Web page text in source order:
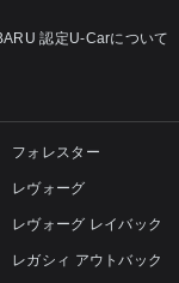
認定U-Carについて
フォレスター
レヴォーグ
レヴォーグ レイバック
レガシィ アウトバック